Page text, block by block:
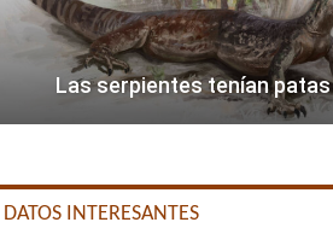
Las serpientes tenían patas
INTERESANTES